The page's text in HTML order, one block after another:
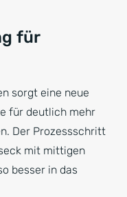
für
sorgt eine neue
für deutlich mehr
Der Prozessschritt
mit mittigen
besser in das